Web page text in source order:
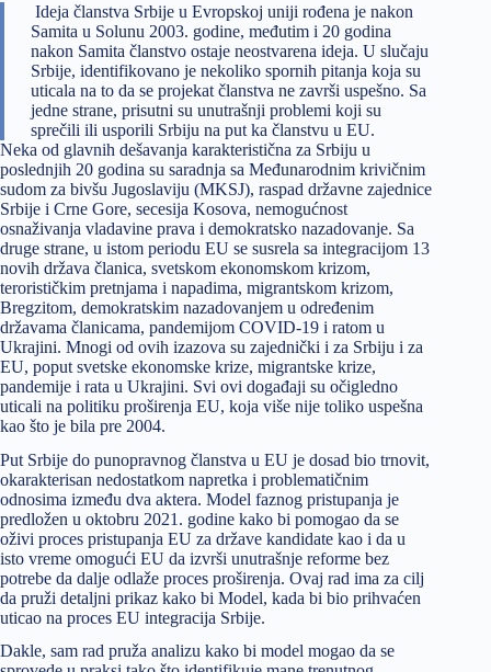
Ideja članstva Srbije u Evropskoj uniji rođena je nakon
Samita u Solunu 2003. godine, međutim i 20 godina
nakon Samita članstvo ostaje neostvarena ideja. U slučaju
Srbije, identifikovano je nekoliko spornih pitanja koja su
uticala na to da se projekat članstva ne završi uspešno. Sa
jedne strane, prisutni su unutrašnji problemi koji su
sprečili ili usporili Srbiju na put ka članstvu u EU.
Neka od glavnih dešavanja karakteristična za Srbiju u
poslednjih 20 godina su saradnja sa Međunarodnim krivičnim
sudom za bivšu Jugoslaviju (MKSJ), raspad državne zajednice
Srbije i Crne Gore, secesija Kosova, ne­mogućnost
osnaživanja vladavine prava i demokratsko nazadovanje. Sa
druge strane, u istom periodu EU se susrela sa integracijom 13
novih država članica, svetskom ekon­omskom krizom,
terorističkim pretnjama i napadima, migrantskom krizom,
Bregzitom, demokratskim nazadovanjem u određenim
državama članicama, pandemijom COVID-19 i ratom u
Ukrajini. Mnogi od ovih izazova su zajednički i za Srbiju i za
EU, poput svetske ekonomske krize, migrantske krize,
pandemije i rata u Ukrajini. Svi ovi događaji su oči­gledno
uticali na politiku proširenja EU, koja više nije toliko uspešna
kao što je bila pre 2004.
Put Srbije do punopravnog članstva u EU je dosad bio trnovit,
okarakterisan nedostatkom na­pretka i problematičnim
odnosima između dva aktera. Model faznog pristupanja je
predložen u oktobru 2021. godine kako bi pomogao da se
oživi proces pristupanja EU za države kandidate kao i da u
isto vreme omogući EU da izvrši unutrašnje reforme bez
potrebe da dalje odlaže proces proširenja. Ovaj rad ima za cilj
da pruži detaljni prikaz kako bi Model, kada bi bio prihvaćen
uticao na proces EU integracija Srbije.
Dakle, sam rad pruža analizu kako bi model mogao da se